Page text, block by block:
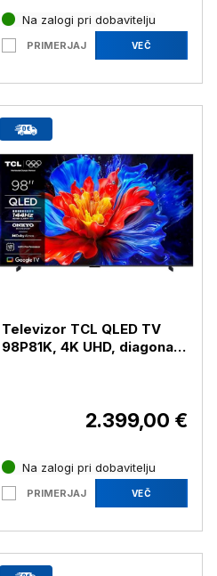
Na zalogi pri dobavitelju
PRIMERJAJ VEČ
Televizor TCL QLED TV
98P81K, 4K UHD, diagonala
2.399,00 €
Na zalogi pri dobavitelju
PRIMERJAJ VEČ